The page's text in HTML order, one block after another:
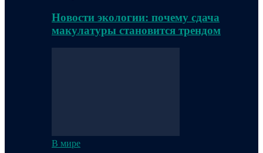
Новости экологии: почему сдача
макулатуры становится трендом
В мире